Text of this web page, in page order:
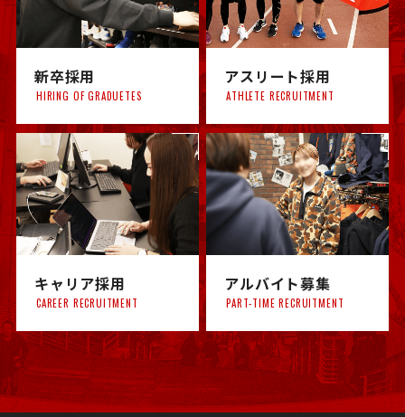
新卒採用
HIRING OF GRADUETES
アスリート採用
ATHLETE RECRUITMENT
キャリア採用
CAREER RECRUITMENT
アルバイト募集
PART-TIME RECRUITMENT